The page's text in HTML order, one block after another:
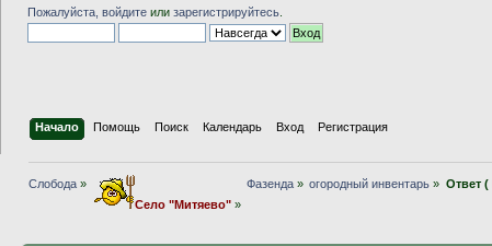
Пожалуйста, войдите или зарегистрируйтесь
Начало Помощь Поиск Календарь Вход Регистрация
Слобода »
Село "Митяево"»
Фазенда» огородный инвентарь » Ответ (